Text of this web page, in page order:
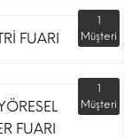
FUARI
1
Müşteri
FUARI
1
Müşteri